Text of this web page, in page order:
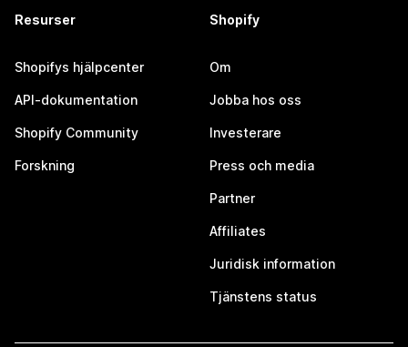
Resurser
Shopifys hjälpcenter
API-dokumentation
Shopify Community
Forskning
Shopify
Om
Jobba hos oss
Investerare
Press och media
Partner
Affiliates
Juridisk information
Tjänstens status